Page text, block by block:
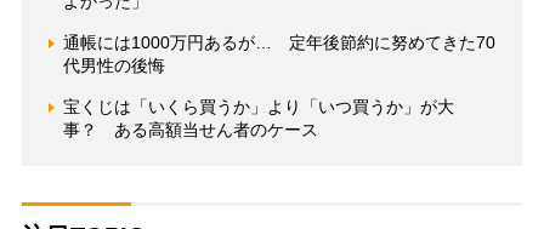
通帳には1000万円あるが… 定年後節約に努めてきた70
代男性の後悔
宝くじは「いくら買うか」より「いつ買うか」が大
事？ ある高額当せん者のケース